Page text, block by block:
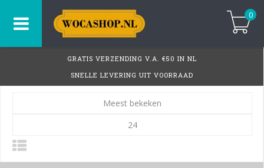
0
GRATIS VERZENDING V.A. €50 IN NL
SNELLE LEVERING UIT VOORRAAD
Meest bekeken
24